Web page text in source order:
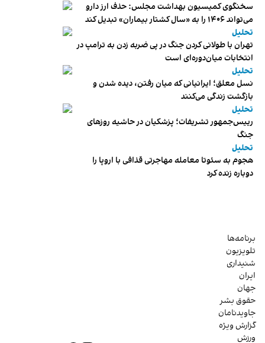
سخنگوی کمیسیون بهداشت مجلس: حذف ارز دارو
می‌تواند ۱۴۰۶ را به «سال کشتار بیماران» تبدیل کند
تحلیل
تهران با طولانی کردن جنگ در پی ضربه زدن به ترامپ در
انتخابات میان‌دوره‌ای است
تحلیل
نسل معلق؛ ایرانیانی که میان رفتن، دیده شدن و
بازگشت زندگی می‌کنند
تحلیل
رییس‌جمهور تشریفات؛ پزشکیان در حاشیه روزهای
جنگ
تحلیل
هجوم به سئوتا معامله مهاجرتی قذافی با اروپا را
دوباره زنده کرد
برنامه‌ها
تلویزیون
شنیداری
ایران
جهان
حقوق بشر
جاویدنامان
گزارش ویژه
ورزش